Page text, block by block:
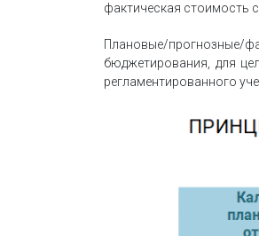
фактическая стоимость
Плановые/прогнозные/
бюджетирования, для
регламентированного